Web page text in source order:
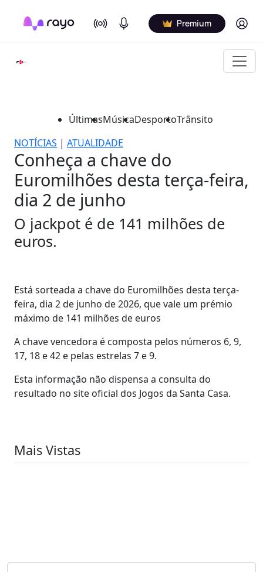
On Air Podcasts Premium Log in
ÚltimasMúsicaDesportoTrânsito
NOTÍCIAS | ATUALIDADE
Conheça a chave do
Euromilhões desta terça-feira,
dia 2 de junho
O jackpot é de 141 milhões de
euros.
Está sorteada a chave do Euromilhões desta terça-
feira, dia 2 de junho de 2026, que vale um prémio
máximo de 141 milhões de euros
A chave vencedora é composta pelos números 6, 9,
17, 18 e 42 e pelas estrelas 7 e 9.
Esta informação não dispensa a consulta do
resultado no site oficial dos Jogos da Santa Casa.
Mais Vistas